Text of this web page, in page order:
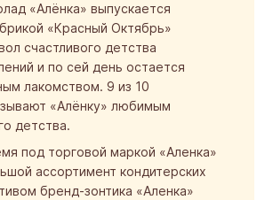
фабрика
кондитерская фабрика
«ТАКФ»
«Новосибирская»
«Алёнка» выпускается
«Красный Октябрь»
счастливого детства
и по сей день остается
лакомством. 9 из 10
«Алёнку» любимым
детства.
под торговой маркой «Аленка»
ассортимент кондитерских
бренд-зонтика «Аленка»